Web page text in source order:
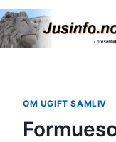
Skip
to
content
OM UGIFT SAMLIV